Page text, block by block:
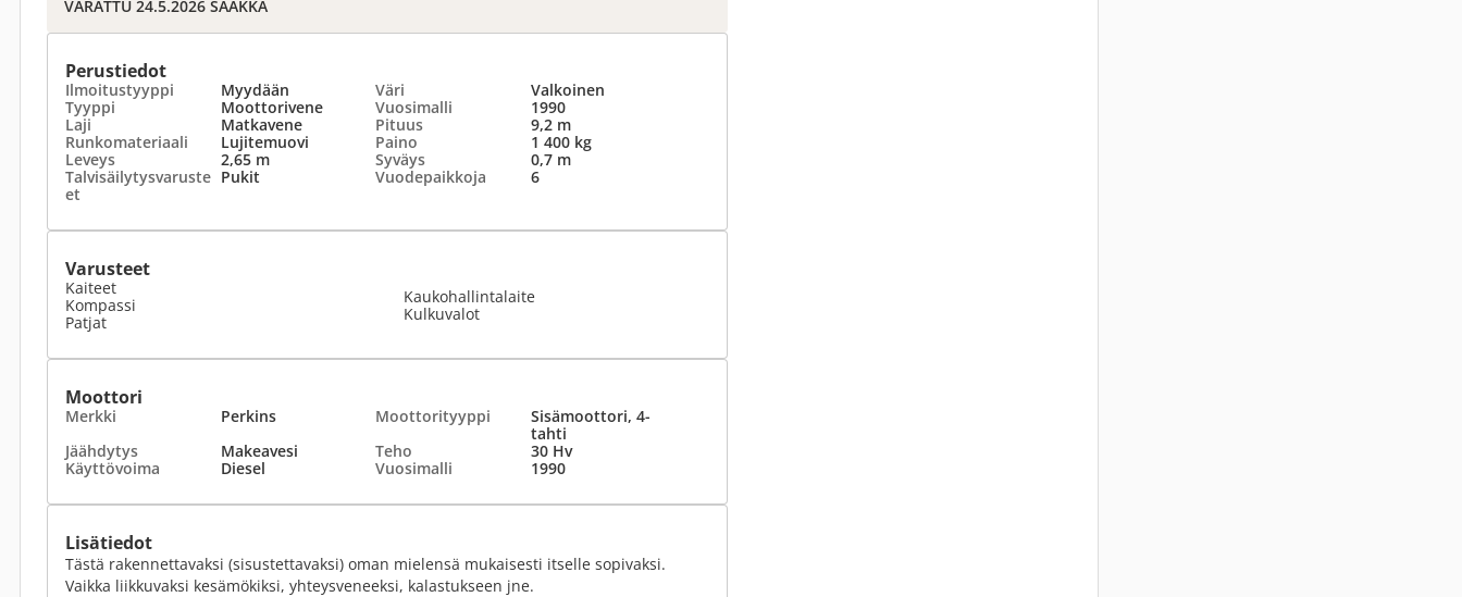
VARATTU 24.5.2026 SAAKKA
Perustiedot
Ilmoitustyyppi Myydään Väri
Valkoinen
Tyyppi
Moottorivene Vuosimalli
1990
Laji
Matkavene Pituus
9,2 m
Runkomateriaali
Lujitemuovi Paino
1 400 kg
Leveys
2,65 m Syväys
0,7 m
Talvisäilytysvaruste
et
Pukit Vuodepaikkoja 6
Varusteet
Kaiteet
Kompassi
Patjat
Kaukohallintalaite
Kulkuvalot
Moottori
Merkki Perkins Moottorityyppi
Sisämoottori, 4-
tahti
Jäähdytys
Makeavesi Teho
30 Hv
Käyttövoima
Diesel Vuosimalli 1990
Lisätiedot
Tästä rakennettavaksi (sisustettavaksi) oman mielensä mukaisesti itselle sopivaksi.
Vaikka liikkuvaksi kesämökiksi, yhteysveneeksi, kalastukseen jne.